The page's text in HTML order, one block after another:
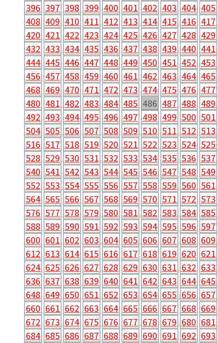
396 397 398 399 400 401 402 403 404 405
408 409 410 411 412 413 414 415 416 417
420 421 422 423 424 425 426 427 428 429
432 433 434 435 436 437 438 439 440 441
444 445 446 447 448 449 450 451 452 453
456 457 458 459 460 461 462 463 464 465
468 469 470 471 472 473 474 475 476 477
480 481 482 483 484 485 486 487 488 489
492 493 494 495 496 497 498 499 500 501
504 505 506 507 508 509 510 511 512 513
516 517 518 519 520 521 522 523 524 525
528 529 530 531 532 533 534 535 536 537
540 541 542 543 544 545 546 547 548 549
552 553 554 555 556 557 558 559 560 561
564 565 566 567 568 569 570 571 572 573
576 577 578 579 580 581 582 583 584 585
588 589 590 591 592 593 594 595 596 597
600 601 602 603 604 605 606 607 608 609
612 613 614 615 616 617 618 619 620 621
624 625 626 627 628 629 630 631 632 633
636 637 638 639 640 641 642 643 644 645
648 649 650 651 652 653 654 655 656 657
660 661 662 663 664 665 666 667 668 669
672 673 674 675 676 677 678 679 680 681
684 685 686 687 688 689 690 691 692 693